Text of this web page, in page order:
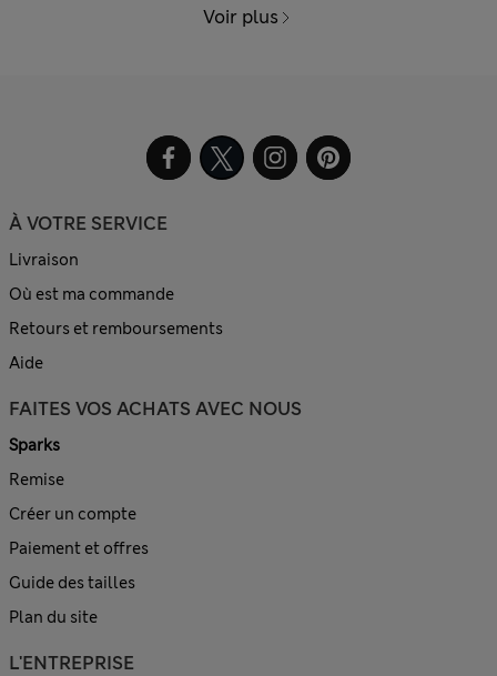
Voir plus
À VOTRE SERVICE
Livraison
Où est ma commande
Retours et remboursements
Aide
FAITES VOS ACHATS AVEC NOUS
Sparks
Remise
Créer un compte
Paiement et offres
Guide des tailles
Plan du site
L'ENTREPRISE